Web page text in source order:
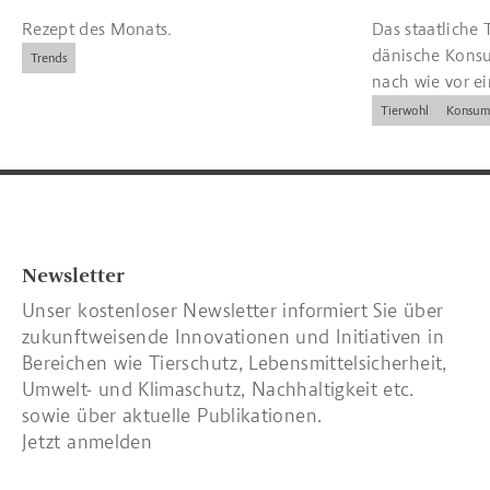
Rezept des Monats.
Trends
Das staatliche
dänische
nach wie vor
und
Tierwohl
Newsletter
Unser kostenloser Newsletter informiert Sie über
zukunftweisende Innovationen und Initiativen in
Bereichen wie Tierschutz, Lebensmittelsicherheit,
Umwelt- und Klimaschutz, Nachhaltigkeit etc.
sowie über aktuelle Publikationen.
Jetzt anmelden